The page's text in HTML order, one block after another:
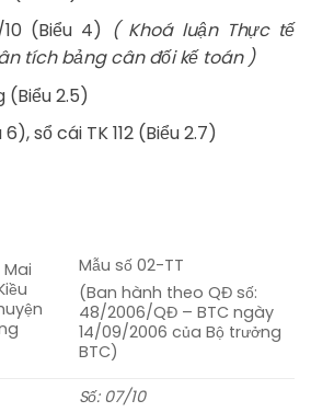
(Biểu 4) ( Khoá luận Thực tế
tích bảng cân đối kế toán )
(Biểu 2.5)
6), sổ cái TK 112 (Biểu 2.7)
Mẫu số 02-TT
(Ban hành theo QĐ số:
48/2006/QĐ – BTC ngày
14/09/2006 của Bộ trưởng
BTC)
Số: 07/10